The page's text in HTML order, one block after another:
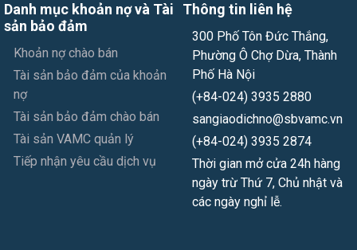
Danh mục khoản nợ và Tài
sản bảo đảm
Khoản nợ chào bán
Tài sản bảo đảm của khoản
nợ
Tài sản bảo đảm chào bán
Tài sản VAMC quản lý
Tiếp nhận yêu cầu dịch vụ
Thông tin liên hệ
300 Phố Tôn Đức Thắng,
Phường Ô Chợ Dừa, Thành
Phố Hà Nội
(+84-024) 3935 2880
sangiaodichno@sbvamc.vn
(+84-024) 3935 2874
Thời gian mở cửa 24h hàng
ngày trừ Thứ 7, Chủ nhật và
các ngày nghỉ lễ.